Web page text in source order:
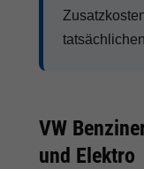
VW
und Elektro